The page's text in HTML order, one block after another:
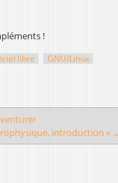
!
libre
GNU/Linux
introduction »